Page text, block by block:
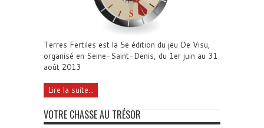
Terres Fertiles est la 5e édition du jeu De Visu,
organisé en Seine-Saint-Denis, du 1er juin au 31
août 2013
Lire la suite...
VOTRE CHASSE AU TRÉSOR